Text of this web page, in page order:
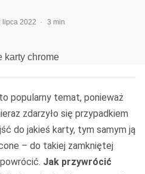
lipca 2022 3 min
popularny temat, ponieważ
zdarzyło się przypadkiem
do jakieś karty, tym samym ją
– do takiej zamkniętej
Jak przywrócić